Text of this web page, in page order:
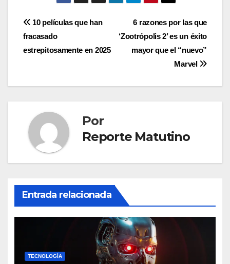
Navegación
de
6 razones por las que
‘Zootrópolis 2’ es un éxito
mayor que el “nuevo”
Marvel
10 películas que han
fracasado
estrepitosamente en 2025
Por
Reporte Matutino
Entrada relacionada
TECNOLOGÍA